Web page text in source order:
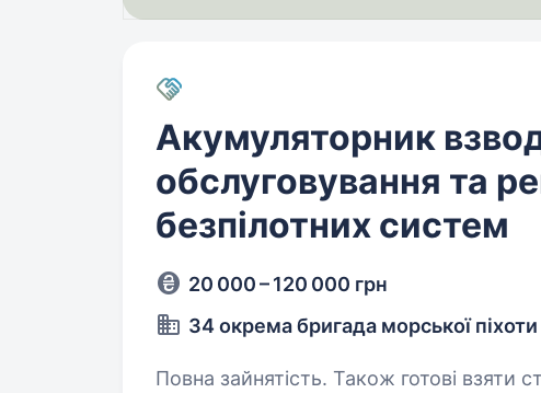
Акумуляторник
обслуговування та
безпілотних систем
20 000 – 120 000 грн
34 окрема бригада морської
Повна зайнятість. Також готові взяти